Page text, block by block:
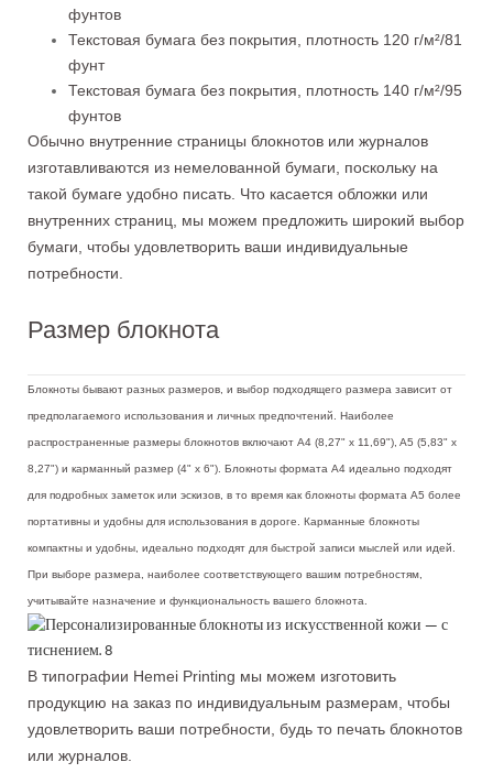
фунтов
Текстовая бумага без покрытия, плотность 120 г/м²/81
фунт
Текстовая бумага без покрытия, плотность 140 г/м²/95
фунтов
Обычно внутренние страницы блокнотов или журналов
изготавливаются из немелованной бумаги, поскольку на
такой бумаге удобно писать. Что касается обложки или
внутренних страниц, мы можем предложить широкий выбор
бумаги, чтобы удовлетворить ваши индивидуальные
потребности.
Размер блокнота
Блокноты бывают разных размеров, и выбор подходящего размера зависит от
предполагаемого использования и личных предпочтений. Наиболее
распространенные размеры блокнотов включают A4 (8,27" x 11,69"), A5 (5,83" x
8,27") и карманный размер (4" x 6"). Блокноты формата A4 идеально подходят
для подробных заметок или эскизов, в то время как блокноты формата A5 более
портативны и удобны для использования в дороге. Карманные блокноты
компактны и удобны, идеально подходят для быстрой записи мыслей или идей.
При выборе размера, наиболее соответствующего вашим потребностям,
учитывайте назначение и функциональность вашего блокнота.
В типографии Hemei Printing мы можем изготовить
продукцию на заказ по индивидуальным размерам, чтобы
удовлетворить ваши потребности, будь то печать блокнотов
или журналов.